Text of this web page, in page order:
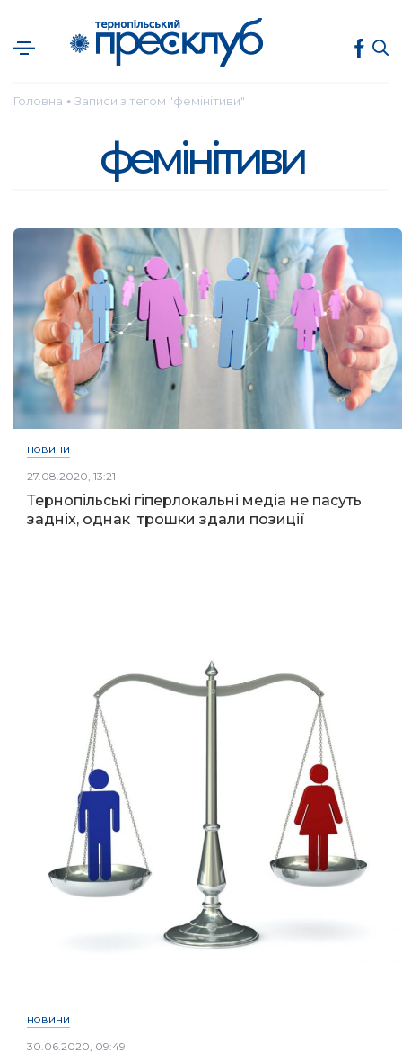
Головна ● Записи з тегом "фемінітиви"
фемінітиви
НОВИНИ
27.08.2020, 13:21
Тернопільські гіперлокальні медіа не пасуть
задніх, однак трошки здали позиції
НОВИНИ
30.06.2020, 09:49